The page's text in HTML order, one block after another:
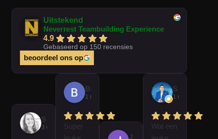
Uitstekend
Neverrest Teambuilding Experience
4.9
Gebaseerd op 150 recensies
beoordeel ons op
3 weken geleden
1 maand geleden
Super
José Van Gorkum
1 maand
Wat een